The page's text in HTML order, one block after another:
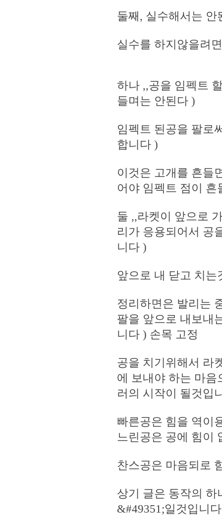
둘째, 실수해서는 안
실수를 하지않을려
하나 ,,공을 임펙트
들며는 안된다 )
임펙트 된공을 팔로
합니다 )
이것은 고개를 흔들
어야 임펙트 점이 흔
둘 ,,라켓이 앞으로
리가 응용되어서 공
니다 )
앞으로 내 닫고 치
정리하면은 발리는
팔을 앞으로 내보내
니다 ) 손목 고정
공을 치기위해서 라
에 보내야 하는 마음
러의 시작이 될것입
빠른공은 힘을 역이
느린공은 공에 힘이
찬스공은 마음되로
상기 글은 동작의 하
&#49351;일것입니